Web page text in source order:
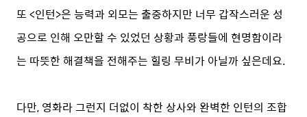
또 <인턴>은 능력과 외모는 출중하지만 너무 갑작스러운 성
공으로 인해 오만할 수 있었던 상황과 풍랑들에 현명함이라
는 따뜻한 해결책을 전해주는 힐링 무비가 아닐까 싶은데요.
다만, 영화라 그런지 더없이 착한 상사와 완벽한 인턴의 조합